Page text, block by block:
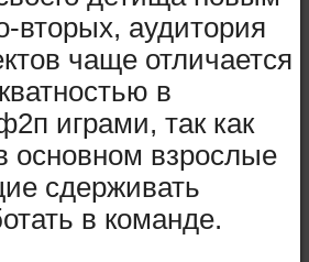
вторых, аудитория
чаще отличается
в
играми, так как
основном взрослые
сдерживать
в команде.